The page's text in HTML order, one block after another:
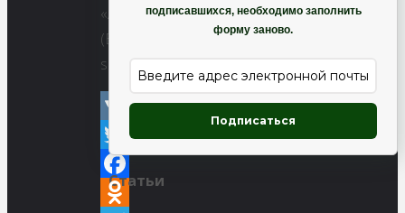
«Alba»
(Echinops
sphaerocephalus)
VK
Twitter
Facebook
подписавшихся, необходимо заполнить
форму заново.
Подписаться
Статьи